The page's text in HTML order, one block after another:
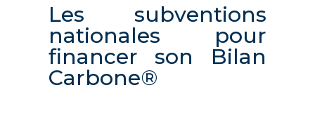
Les subventions
nationales pour
financer son Bilan
Carbone®